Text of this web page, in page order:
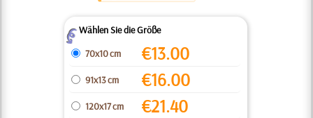
ZWählen Sie die Größe
70x10 cm
€13.00
91x13 cm €16.00
120x17 cm €21.40